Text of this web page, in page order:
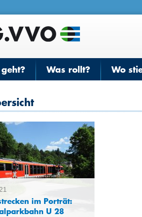
Was rollt? Wo
im Porträt:
U 28